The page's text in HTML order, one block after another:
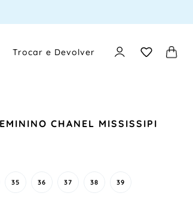
Trocar e Devolver
CHANEL MISSISSIPI
35 36 37 38 39